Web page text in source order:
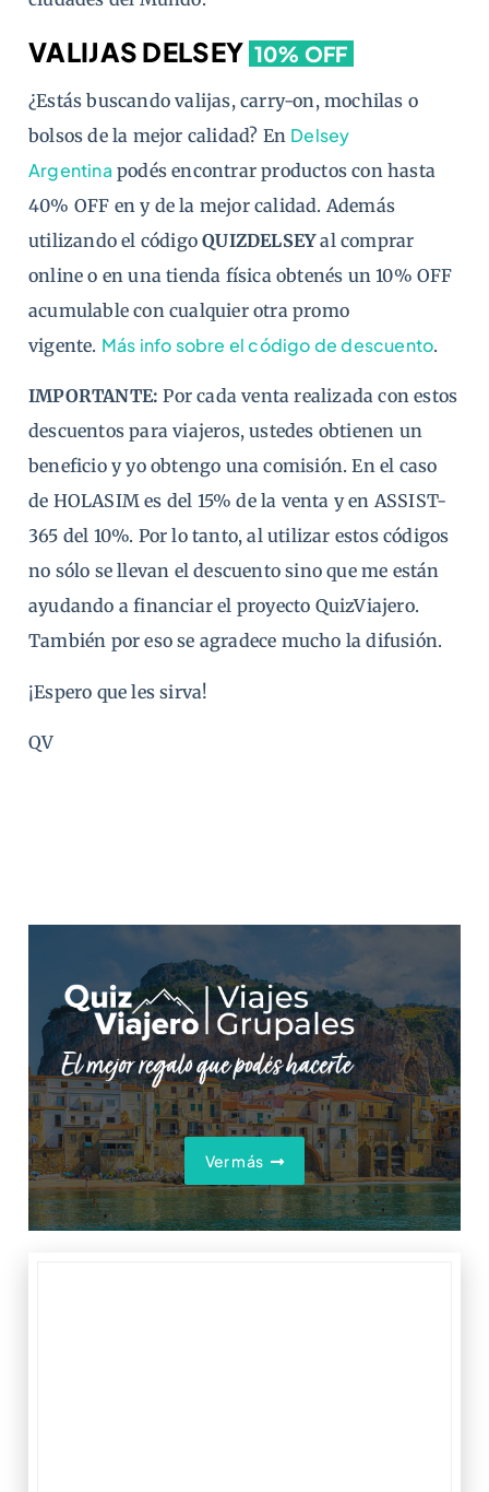
VALIJAS DELSEY 10% OFF
¿Estás buscando valijas, carry-on, mochilas o
bolsos de la mejor calidad? En Delsey
Argentina podés encontrar productos con hasta
40% OFF en y de la mejor calidad. Además
utilizando el códigoQUIZDELSEYal comprar
online o en una tienda física obtenés un 10% OFF
acumulable con cualquier otra promo
vigente. Más info sobre el código de descuento.
IMPORTANTE:Por cada venta realizada con estos
descuentos para viajeros, ustedes obtienen un
beneficio y yo obtengo una comisión. En el caso
de HOLASIM es del 15% de la venta y en ASSIST-
365 del 10%. Por lo tanto, al utilizar estos códigos
no sólo se llevan el descuento sino que me están
ayudando a financiar el proyecto QuizViajero.
También por eso se agradece mucho la difusión.
¡Espero que les sirva!
QV
Ver más